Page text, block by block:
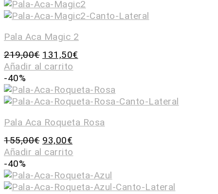
Pala Aca Magic 2
219,00€ 131,50€
Añadir al carrito
-40%
Pala Aca Roqueta Rosa
155,00€ 93,00€
Añadir al carrito
-40%